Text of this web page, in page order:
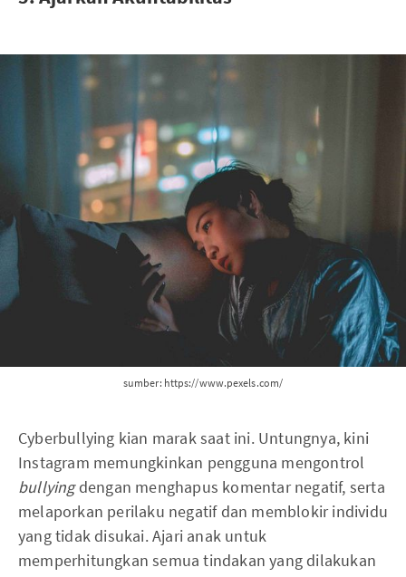
sumber: https://www.pexels.com/
Cyberbullying kian marak saat ini. Untungnya, kini
Instagram memungkinkan pengguna mengontrol
bullyingdengan menghapus komentar negatif, serta
melaporkan perilaku negatif dan memblokir individu
yang tidak disukai. Ajari anak untuk
memperhitungkan semua tindakan yang dilakukan